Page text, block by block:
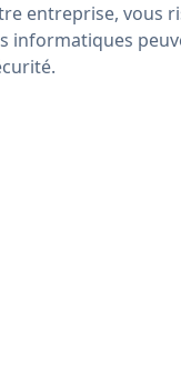
entreprise, vous
informatiques